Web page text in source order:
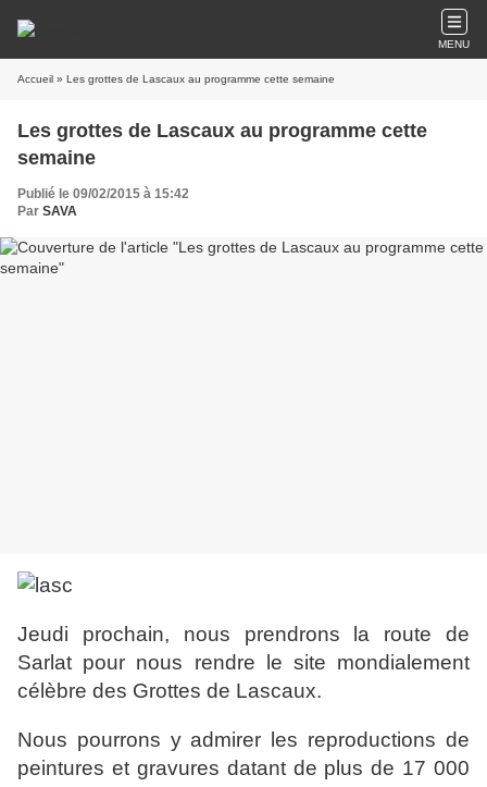
MENU
Accueil » Les grottes de Lascaux au programme cette semaine
Les grottes de Lascaux au programme cette
semaine
Publié le 09/02/2015 à 15:42
Par SAVA
Jeudi prochain, nous prendrons la route de
Sarlat pour nous rendre le site mondialement
célèbre des Grottes de Lascaux.
Nous pourrons y admirer les reproductions de
peintures et gravures datant de plus de 17 000